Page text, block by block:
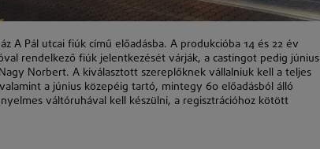
A Pál utcai fiúk című előadásba. A produkcióba 14 és 22 év
rendelkező fiúk jelentkezését várják, a castingot pedig június
Norbert. A kiválasztott szereplőknek vállalniuk kell a teljes
a június közepéig tartó, mintegy 60 előadásból álló
váltóruhával kell készülni, a regisztrációhoz kötött